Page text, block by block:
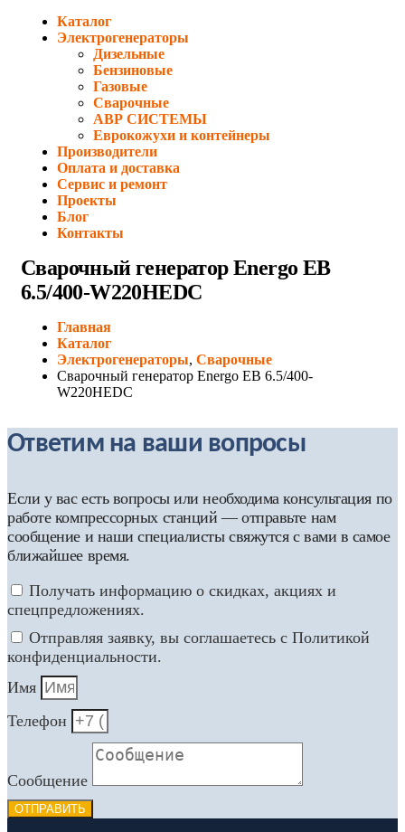
Каталог
Электрогенераторы
Дизельные
Бензиновые
Газовые
Сварочные
АВР СИСТЕМЫ
Еврокожухи и контейнеры
Производители
Оплата и доставка
Сервис и ремонт
Проекты
Блог
Контакты
Сварочный генератор Energo EB
6.5/400-W220HEDC
Главная
Каталог
Электрогенераторы, Сварочные
Сварочный генератор Energo EB 6.5/400-
W220HEDC
Ответим на ваши вопросы
Если у вас есть вопросы или необходима консультация по
работе компрессорных станций — отправьте нам
сообщение и наши специалисты свяжутся с вами в самое
ближайшее время.
Получать информацию о скидках, акциях и
спецпредложениях.
Отправляя заявку, вы соглашаетесь с Политикой
конфиденциальности.
Имя
Телефон
Сообщение
ОТПРАВИТЬ